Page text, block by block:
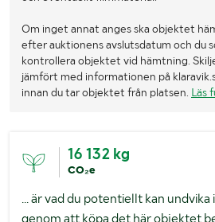
Om inget annat anges ska objektet
efter auktionens avslutsdatum och du
kontrollera objektet vid hämtning.
jämfört med informationen på
innan du tar objektet från platsen. Läs
16 132 kg
CO₂e
... är vad du potentiellt kan
genom att köpa det här objektet